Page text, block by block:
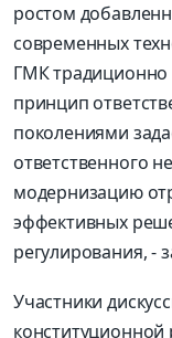
ростом
современных
ГМК традиционно
принцип
поколениями
ответственного
модернизацию
эффективных
регулирования, -
Участники